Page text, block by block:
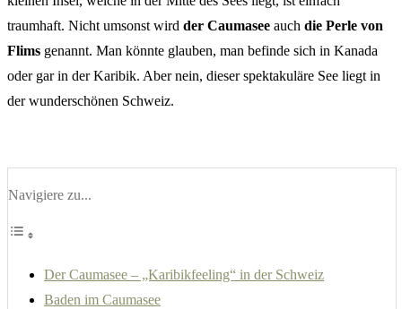
traumhaft. Nicht umsonst wird der Caumasee auch die Perle von
Flims genannt. Man könnte glauben, man befinde sich in Kanada
oder gar in der Karibik. Aber nein, dieser spektakuläre See liegt in
der wunderschönen Schweiz.
Navigiere zu...
Der Caumasee – „Karibikfeeling“ in der Schweiz
Baden im Caumasee